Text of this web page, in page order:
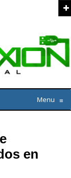
Menu ≡
en